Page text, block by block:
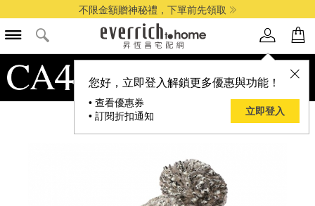
不限金額贈神秘禮，下單前先領取
您好，立即登入解鎖更多優惠與功能！
• 查看優惠券
• 訂閱折扣通知
立即登入